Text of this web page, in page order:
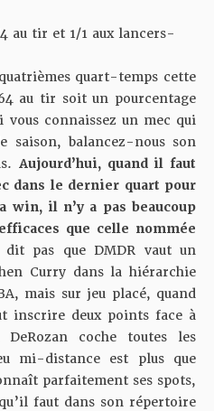
au tir et 1/1 aux lancers-
quart-temps cette
au tir soit un pourcentage
connaissez un mec qui
saison, balancez-nous son
Aujourd’hui, quand il faut
dans le dernier quart pour
win, il n’y a pas beaucoup
que celle nommée
pas que DMDR vaut un
Curry dans la hiérarchie
mais sur jeu placé, quand
inscrire deux points face à
DeRozan coche toutes les
mi-distance est plus que
parfaitement ses spots,
faut dans son répertoire